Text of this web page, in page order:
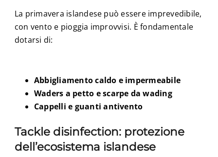
La primavera islandese può essere imprevedibile,
con vento e pioggia improvvisi. È fondamentale
dotarsi di:
Abbigliamento caldo e impermeabile
Waders a petto e scarpe da wading
Cappelli e guanti antivento
Tackle disinfection: protezione
dell’ecosistema islandese